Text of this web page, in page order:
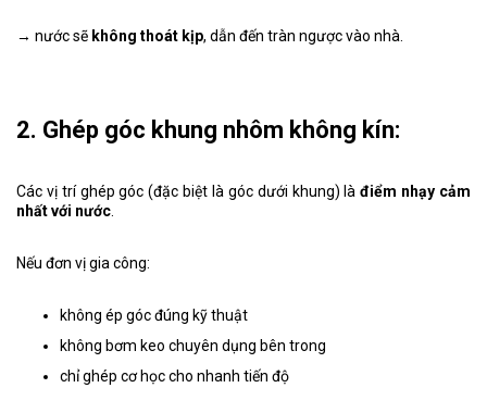
→ nước sẽ không thoát kịp, dẫn đến tràn ngược vào nhà.
2. Ghép góc khung nhôm không kín:
Các vị trí ghép góc (đặc biệt là góc dưới khung) làđiểm nhạy cảm
nhất với nước
Nếu đơn vị gia công:
không ép góc đúng kỹ thuật
không bơm keo chuyên dụng bên trong
chỉ ghép cơ học cho nhanh tiến độ